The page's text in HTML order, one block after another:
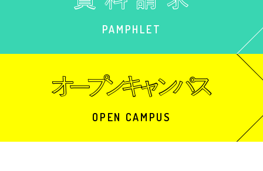
PAMPHLET
OPEN CAMPUS